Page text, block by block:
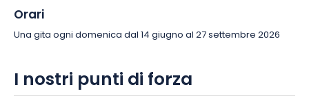
Orari
Una gita ogni domenica dal 14 giugno al 27 settembre 2026
I nostri punti di forza